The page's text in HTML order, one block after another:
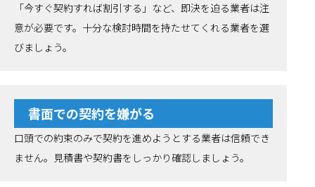
「今すぐ契約すれば割引する」など、即決を迫る業者は注
意が必要です。十分な検討時間を持たせてくれる業者を選
びましょう。
書面での契約を嫌がる
口頭での約束のみで契約を進めようとする業者は信頼でき
ません。見積書や契約書をしっかり確認しましょう。